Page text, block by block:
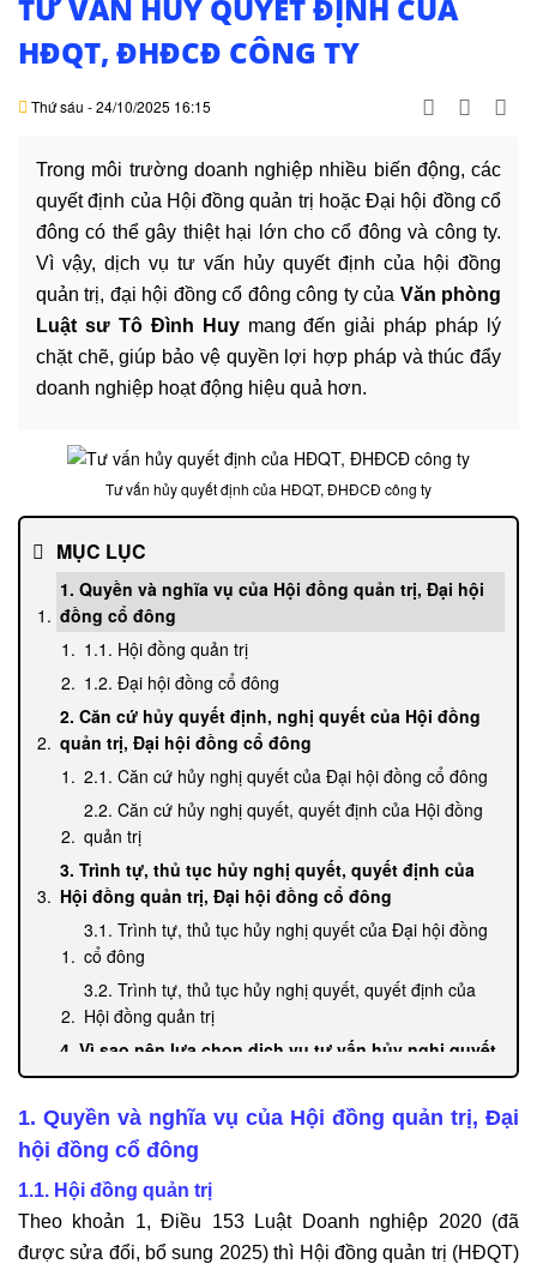
DỊCH
VỤ
VĂN
THỦ
TỤC
LIÊN
HỆ
TƯ VẤN HỦY QUYẾT ĐỊNH CỦA
HĐQT, ĐHĐCĐ CÔNG TY
Thứ sáu - 24/10/2025 16:15
Trong môi trường doanh nghiệp nhiều biến động, các
quyết định của Hội đồng quản trị hoặc Đại hội đồng cổ
đông có thể gây thiệt hại lớn cho cổ đông và công ty.
Vì vậy, dịch vụ tư vấn hủy quyết định của hội đồng
quản trị, đại hội đồng cổ đông công ty của Văn phòng
Luật sư Tô Đình Huymang đến giải pháp pháp lý
chặt chẽ, giúp bảo vệ quyền lợi hợp pháp và thúc đẩy
doanh nghiệp hoạt động hiệu quả hơn.
Tư vấn hủy quyết định của HĐQT, ĐHĐCĐ công ty
MỤC LỤC
1. Quyền và nghĩa vụ của Hội đồng quản trị, Đại hội
đồng cổ đông
1.1. Hội đồng quản trị
1.2. Đại hội đồng cổ đông
2. Căn cứ hủy quyết định, nghị quyết của Hội đồng
quản trị, Đại hội đồng cổ đông
2.1. Căn cứ hủy nghị quyết của Đại hội đồng cổ đông
2.2. Căn cứ hủy nghị quyết, quyết định của Hội đồng
quản trị
3. Trình tự, thủ tục hủy nghị quyết, quyết định của
Hội đồng quản trị, Đại hội đồng cổ đông
3.1. Trình tự, thủ tục hủy nghị quyết của Đại hội đồng
cổ đông
3.2. Trình tự, thủ tục hủy nghị quyết, quyết định của
Hội đồng quản trị
4. Vì sao nên lựa chọn dịch vụ tư vấn hủy nghị quyết,
quyết định của Hội đồng quản trị, Đại hội đồng cổ
5. Thông tin liên hệ khi sử dụng dịch vụ tư vấn pháp
luật về quyền sở hữu chung – riêng trong chung cư
của Văn phòng Luật sư Tô Đình Huy
1. Quyền và nghĩa vụ của Hội đồng quản trị, Đại
hội đồng cổ đông
1.1. Hội đồng quản trị
Theo khoản 1, Điều 153 Luật Doanh nghiệp 2020 (đã
được sửa đổi, bổ sung 2025) thì Hội đồng quản trị (HĐQT)